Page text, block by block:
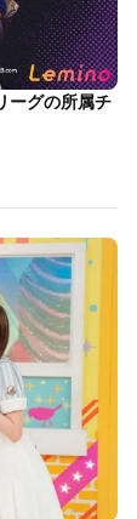
ーグの所属チ